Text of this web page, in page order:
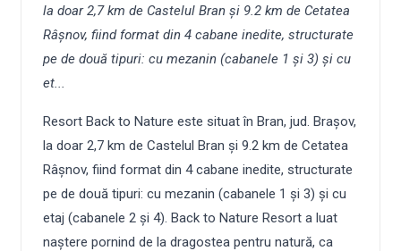
la doar 2,7 km de Castelul Bran și 9.2 km de Cetatea
Râșnov, fiind format din 4 cabane inedite, structurate
pe de două tipuri: cu mezanin (cabanele 1 și 3) și cu
et...
Resort Back to Nature este situat în Bran, jud. Brașov,
la doar 2,7 km de Castelul Bran și 9.2 km de Cetatea
Râșnov, fiind format din 4 cabane inedite, structurate
pe de două tipuri: cu mezanin (cabanele 1 și 3) și cu
etaj (cabanele 2 și 4). Back to Nature Resort a luat
naștere pornind de la dragostea pentru natură, ca